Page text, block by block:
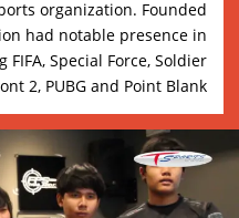
organization. Founded
had notable presence in
Special Force, Soldier
2, PUBG and Point Blank.